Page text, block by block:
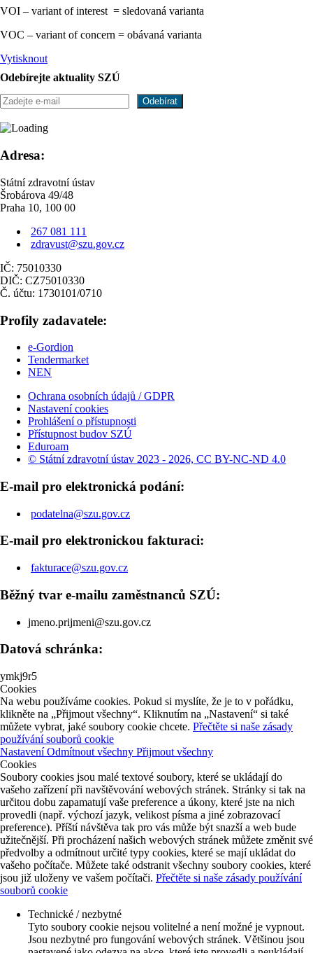
VOI – variant of interest = sledovaná varianta
VOC – variant of concern = obávaná varianta
Vytisknout
Odebírejte aktuality SZÚ
Adresa:
Státní zdravotní ústav
Šrobárova 49/48
Praha 10, 100 00
267 081 111
zdravust@szu.gov.cz
IČ: 75010330
DIČ: CZ75010330
Č. účtu: 1730101/0710
Profily zadavatele:
e-Gordion
Tendermarket
NEN
Ochrana osobních údajů / GDPR
Nastavení cookies
Prohlášení o přístupnosti
Přístupnost budov SZÚ
Eduroam
© Státní zdravotní ústav 2023 - 2026, CC BY-NC-ND 4.0
E-mail pro elektronická podání:
podatelna@szu.gov.cz
E-mail pro elektronickou fakturaci:
fakturace@szu.gov.cz
Běžný tvar e-mailu zaměstnanců SZÚ:
jmeno.prijmeni@szu.gov.cz
Datová schránka:
ymkj9r5
Cookies
Na webu používáme cookies. Pokud si myslíte, že je to v pořádku,
klikněte na „Přijmout všechny“. Kliknutím na „Nastavení“ si také
můžete vybrat, jaké soubory cookie chcete. Přečtěte si naše zásady
používání souborů cookie
NastaveníOdmítnout všechny Přijmout všechny
Cookies
Soubory cookies jsou malé textové soubory, které se ukládají do
vašeho zařízení při navštěvování webových stránek. Stránky si tak na
určitou dobu zapamatují vaše preference a úkony, které jste na nich
provedli (např. výchozí jazyk, velikost písma a jiné zobrazovací
preference). Příští návštěva tak pro vás může být snazší a web bude
užitečnější. Při procházení našich webových stránek můžete změnit své
předvolby a odmítnout určité typy cookies, které se mají ukládat do
vašeho počítače. Můžete také odstranit všechny soubory cookies, které
jsou již uloženy ve vašem počítači. Přečtěte si naše zásady používání
souborů cookie
Technické / nezbytné
Tyto soubory cookie nejsou volitelné a není možné je vypnout.
Jsou nezbytné pro fungování webových stránek. Většinou jsou